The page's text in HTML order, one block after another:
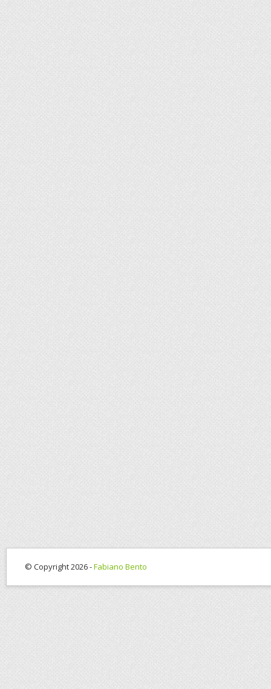
© Copyright 2026 -Fabiano Bento